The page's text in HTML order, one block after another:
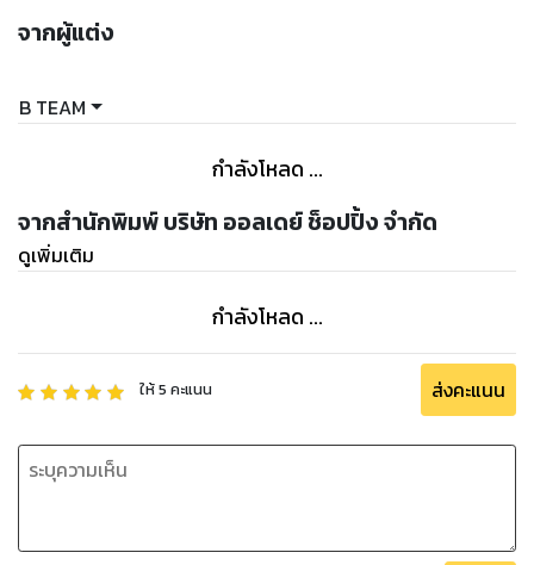
จากผู้แต่ง
B TEAM
กำลังโหลด ...
จากสำนักพิมพ์ บริษัท ออลเดย์ ช็อปปิ้ง จำกัด
ดูเพิ่มเติม
กำลังโหลด ...
ให้5 คะแนน ส่งคะแนน